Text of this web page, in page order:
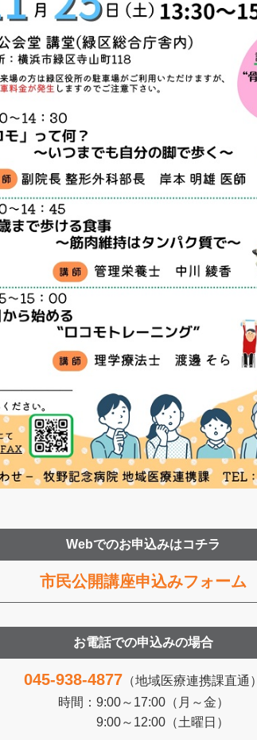
Webでのお申込みはコチラ
市民公開講座申込みフォーム
お電話での申込みの場合
045-938-4877 （地域医療連携課直通）
時間：9:00～17:00（月～金）
9:00～12:00（土曜日）